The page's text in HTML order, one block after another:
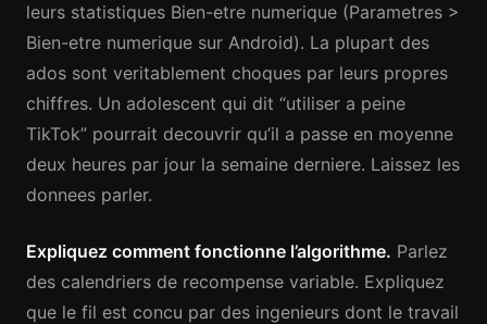
leurs statistiques Bien-etre numerique (Parametres >
Bien-etre numerique sur Android). La plupart des
ados sont veritablement choques par leurs propres
chiffres. Un adolescent qui dit “utiliser a peine
TikTok” pourrait decouvrir qu’il a passe en moyenne
deux heures par jour la semaine derniere. Laissez les
donnees parler.
Expliquez comment fonctionne l’algorithme. Parlez
des calendriers de recompense variable. Expliquez
que le fil est concu par des ingenieurs dont le travail